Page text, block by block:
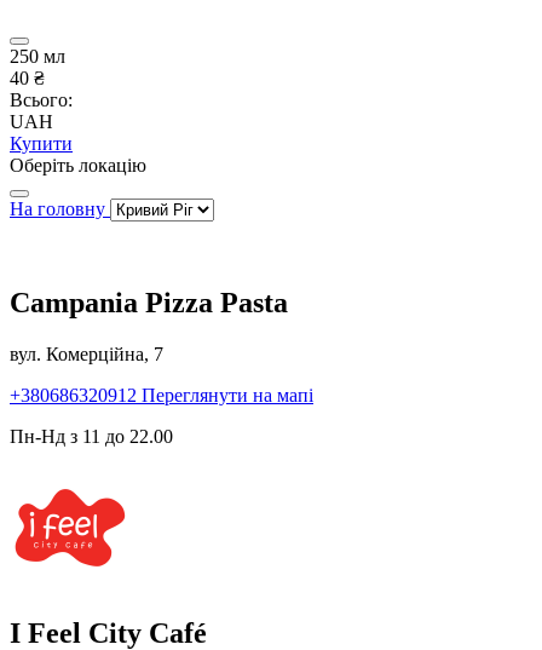
250 мл
40 ₴
Всього:
UAH
Купити
Оберіть локацію
На головну
Campania Pizza Pasta
вул. Комерційна, 7
+380686320912 Переглянути на мапі
Пн-Нд з 11 до 22.00
I Feel City Café